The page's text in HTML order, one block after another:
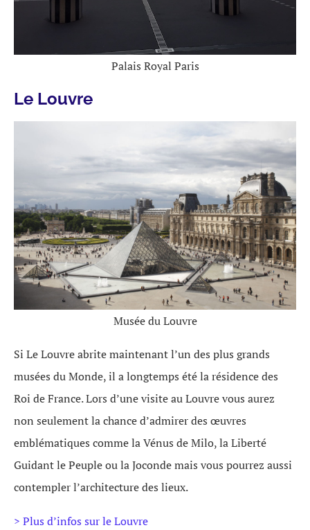
Palais Royal Paris
Le Louvre
Musée du Louvre
Si Le Louvre abrite maintenant l’un des plus grands
musées du Monde, il a longtemps été la résidence des
Roi de France. Lors d’une visite au Louvre vous aurez
non seulement la chance d’admirer des œuvres
emblématiques comme la Vénus de Milo, la Liberté
Guidant le Peuple ou la Joconde mais vous pourrez aussi
contempler l’architecture des lieux.
> Plus d’infos sur le Louvre